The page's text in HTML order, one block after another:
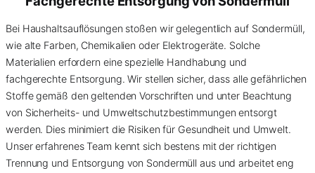
Bei Haushaltsauflösungen stoßen wir gelegentlich auf Sondermüll,
wie alte Farben, Chemikalien oder Elektrogeräte. Solche
Materialien erfordern eine spezielle Handhabung und
fachgerechte Entsorgung. Wir stellen sicher, dass alle gefährlichen
Stoffe gemäß den geltenden Vorschriften und unter Beachtung
von Sicherheits- und Umweltschutzbestimmungen entsorgt
werden. Dies minimiert die Risiken für Gesundheit und Umwelt.
Unser erfahrenes Team kennt sich bestens mit der richtigen
Trennung und Entsorgung von Sondermüll aus und arbeitet eng